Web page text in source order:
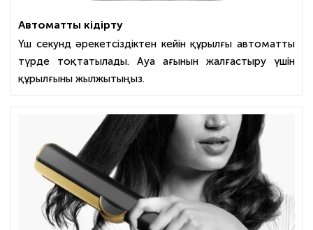
Автоматты кідірту
Үш секунд әрекетсіздіктен кейін құрылғы автоматты
түрде тоқтатылады. Ауа ағынын жалғастыру үшін
құрылғыны жылжытыңыз.